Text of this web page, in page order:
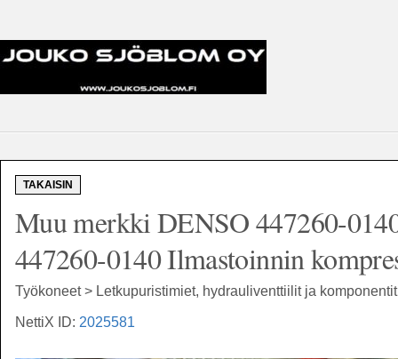
TAKAISIN
Muu merkki DENSO 447260-
447260-0140 Ilmastoinnin
Työkoneet > Letkupuristimiet, hydrauliventtiilit ja
NettiX ID: 2025581